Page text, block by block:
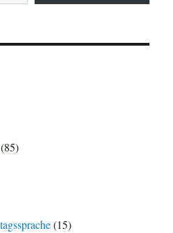
(85)
(15)